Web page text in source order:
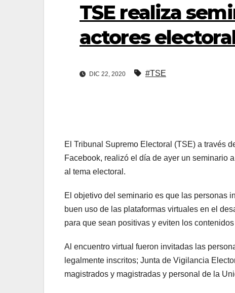
TSE realiza
actores
DIC 22, 2020 #TSE
El Tribunal Supremo Electoral (TSE) a través
Facebook, realizó el día de ayer un seminario
al tema electoral.
El objetivo del seminario es que las personas
buen uso de las plataformas virtuales en el
para que sean positivas y eviten los
Al encuentro virtual fueron invitadas las
legalmente inscritos; Junta de Vigilancia
magistrados y magistradas y personal de la